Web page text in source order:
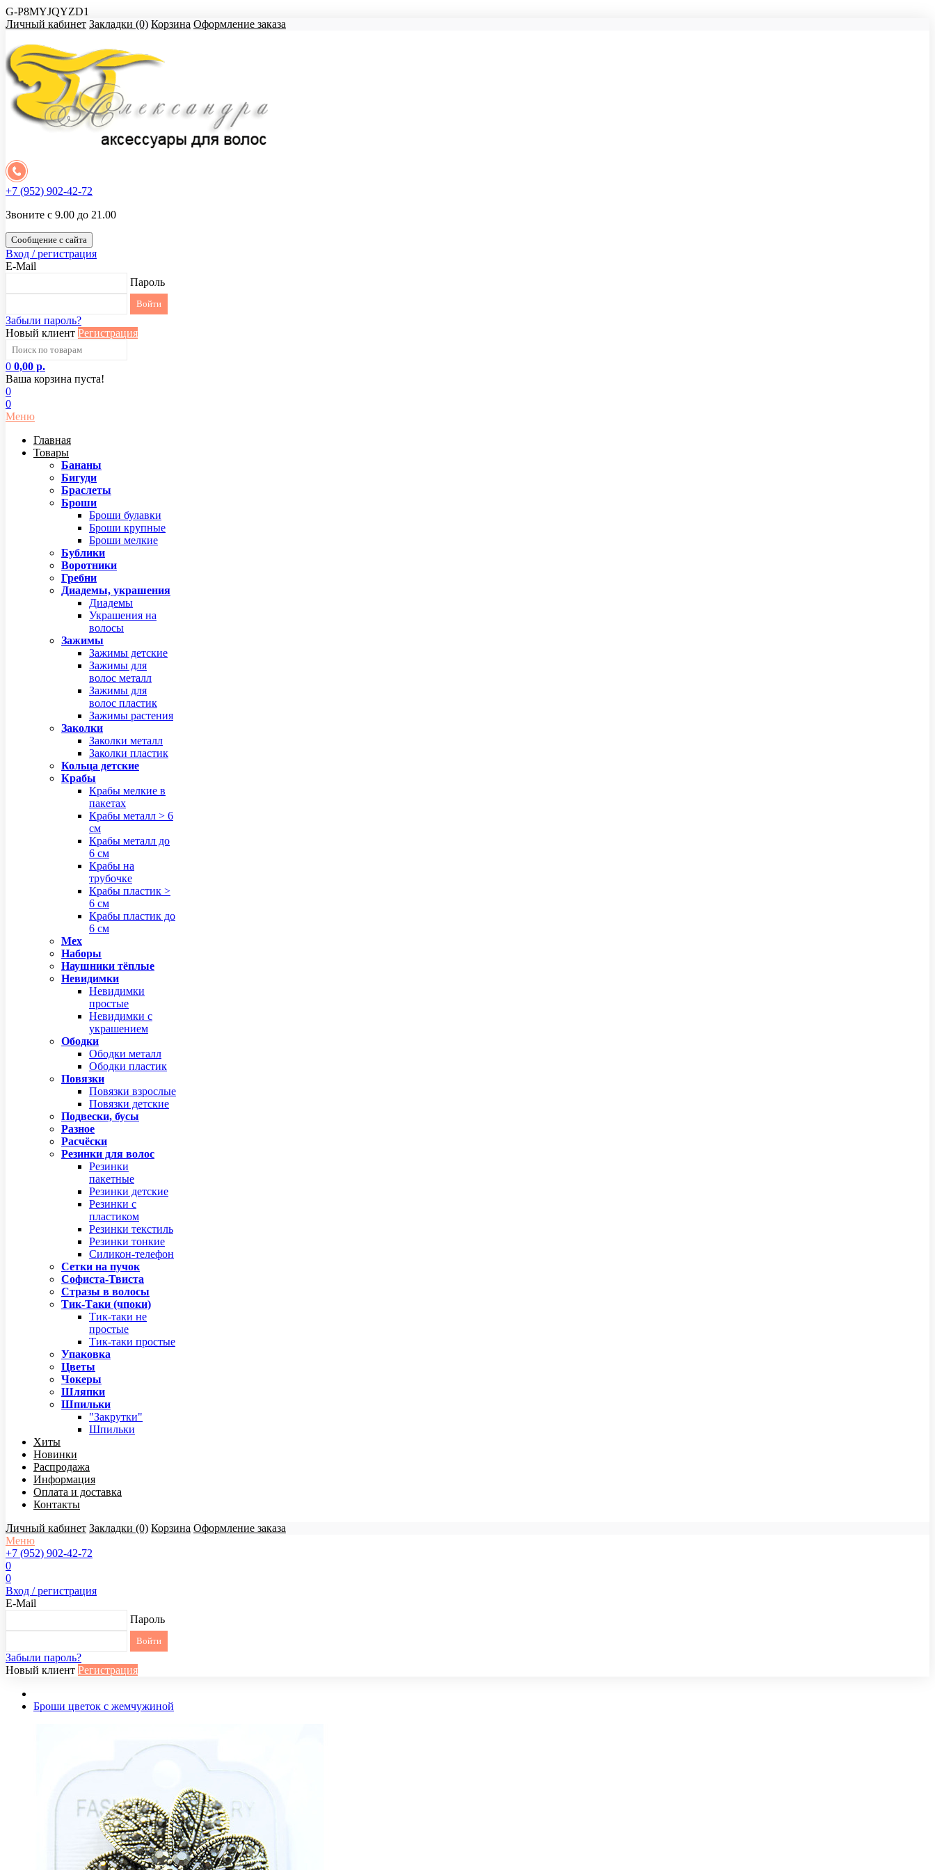
G-P8MYJQYZD1
Личный кабинет Закладки (0) Корзина Оформление заказа
+7 (952) 902-42-72
Звоните с 9.00 до 21.00
Сообщение с сайта
Вход / регистрация
E-Mail
Пароль
Забыли пароль?
Новый клиент Регистрация
0 0,00 р.
Ваша корзина пуста!
0
0
Меню
Главная
Товары
Бананы
Бигуди
Браслеты
Броши
Броши булавки
Броши крупные
Броши мелкие
Бублики
Воротники
Гребни
Диадемы, украшения
Диадемы
Украшения на
волосы
Зажимы
Зажимы детские
Зажимы для
волос металл
Зажимы для
волос пластик
Зажимы растения
Заколки
Заколки металл
Заколки пластик
Кольца детские
Крабы
Крабы мелкие в
пакетах
Крабы металл > 6
см
Крабы металл до
6 см
Крабы на
трубочке
Крабы пластик >
6 см
Крабы пластик до
6 см
Мех
Наборы
Наушники тёплые
Невидимки
Невидимки
простые
Невидимки с
украшением
Ободки
Ободки металл
Ободки пластик
Повязки
Повязки взрослые
Повязки детские
Подвески, бусы
Разное
Расчёски
Резинки для волос
Резинки
пакетные
Резинки детские
Резинки с
пластиком
Резинки текстиль
Резинки тонкие
Силикон-телефон
Сетки на пучок
Софиста-Твиста
Стразы в волосы
Тик-Таки (чпоки)
Тик-таки не
простые
Тик-таки простые
Упаковка
Цветы
Чокеры
Шляпки
Шпильки
"Закрутки"
Шпильки
Хиты
Новинки
Распродажа
Информация
Оплата и доставка
Контакты
Личный кабинет Закладки (0) Корзина Оформление заказа
Меню
+7 (952) 902-42-72
0
0
Вход / регистрация
E-Mail
Пароль
Забыли пароль?
Новый клиент Регистрация
Броши цветок с жемчужиной